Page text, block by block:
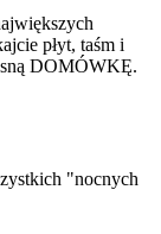
płyt, taśm i
DOMÓWKĘ.
"nocnych